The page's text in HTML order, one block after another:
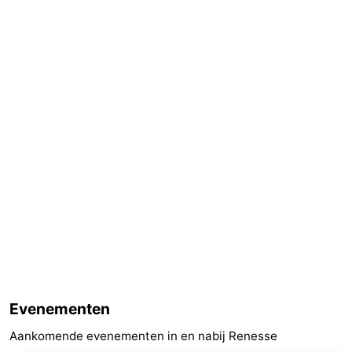
Kop
-
Evenementen
Aankomende evenementen in en nabij Renesse